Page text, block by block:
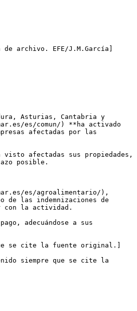
archivo. EFE/J.M.García]
Asturias, Cantabria y
es/comun/) **ha activado
afectadas por las
afectadas sus propiedades,
posible.
es/agroalimentario/),
de las indemnizaciones de
con la actividad.
adecuándose a sus
se cite la fuente original.]
siempre que se cite la